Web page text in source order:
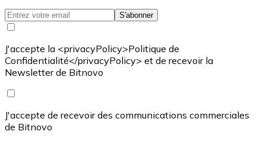
S'abonner
J'accepte la <privacyPolicy>Politique de
Confidentialité</privacyPolicy> et de recevoir la
Newsletter de Bitnovo
J'accepte de recevoir des communications commerciales
de Bitnovo